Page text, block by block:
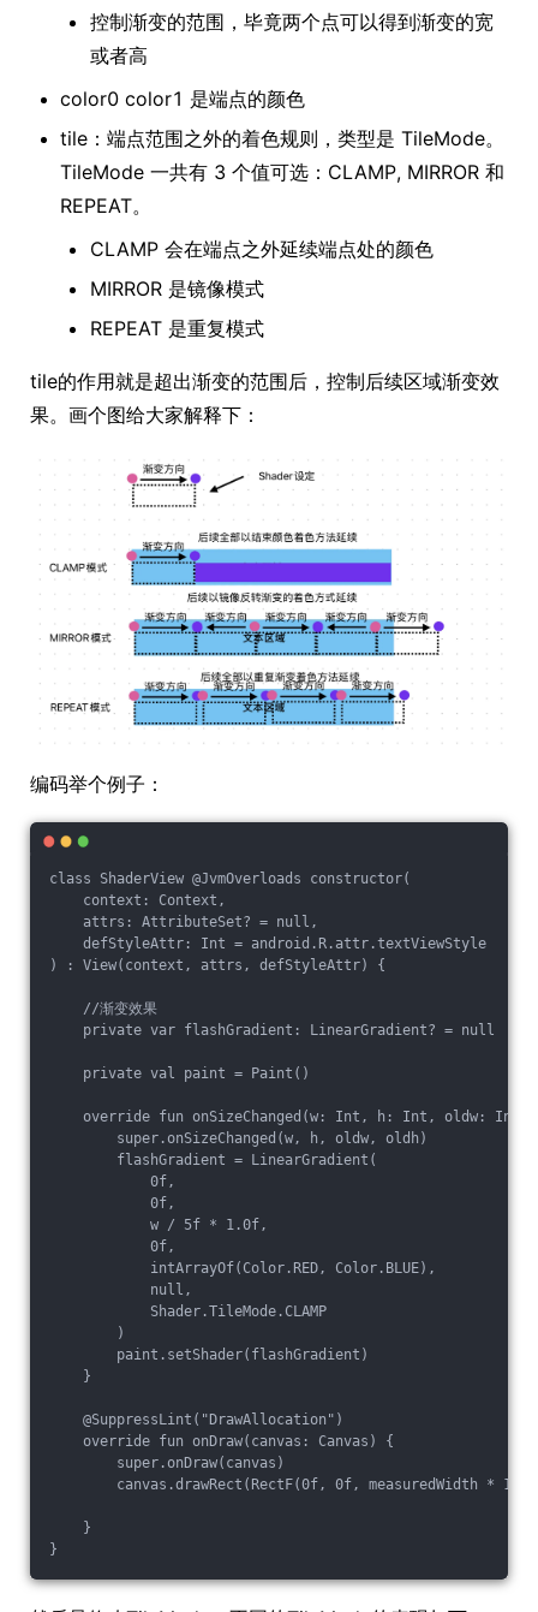
控制渐变的范围，毕竟两个点可以得到渐变的宽
或者高
color0 color1 是端点的颜色
tile：端点范围之外的着色规则，类型是 TileMode。
TileMode 一共有 3 个值可选：CLAMP, MIRROR 和
REPEAT。
CLAMP 会在端点之外延续端点处的颜色
MIRROR 是镜像模式
REPEAT 是重复模式
tile的作用就是超出渐变的范围后，控制后续区域渐变效
果。画个图给大家解释下：
编码举个例子：
class ShaderView @JvmOverloads constructor(
    context: Context,
    attrs: AttributeSet? = null,
    defStyleAttr: Int = android.R.attr.textViewStyle
) : View(context, attrs, defStyleAttr) {
    //渐变效果
    private var flashGradient: LinearGradient? = null
    private val paint = Paint()
override fun onSizeChanged(w: Int, h: Int, oldw: Int,
        super.onSizeChanged(w, h, oldw, oldh)
        flashGradient = LinearGradient(
            0f,
            0f,
            w / 5f * 1.0f,
            0f,
            intArrayOf(Color.RED, Color.BLUE),
            null,
            Shader.TileMode.CLAMP
        )
        paint.setShader(flashGradient)
    }
    @SuppressLint("DrawAllocation")
    override fun onDraw(canvas: Canvas) {
        super.onDraw(canvas)
canvas.drawRect(RectF(0f, 0f, measuredWidth *
    }